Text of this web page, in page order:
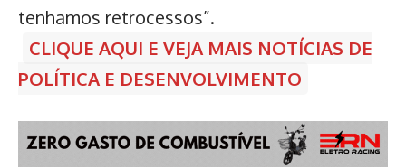
tenhamos retrocessos”.
CLIQUE AQUI E VEJA MAIS NOTÍCIAS DE
POLÍTICA E DESENVOLVIMENTO